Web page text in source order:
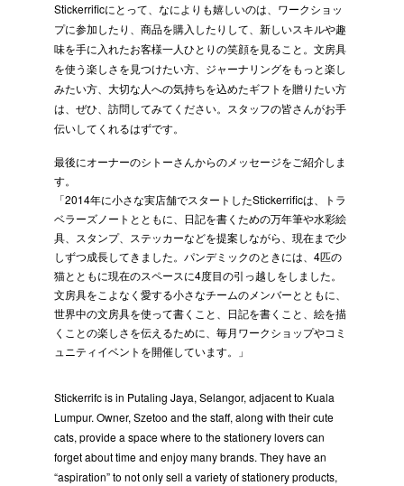
Stickerrificにとって、なによりも嬉しいのは、ワークショッ
プに参加したり、商品を購入したりして、新しいスキルや趣
味を手に入れたお客様一人ひとりの笑顔を見ること。文房具
を使う楽しさを見つけたい方、ジャーナリングをもっと楽し
みたい方、大切な人への気持ちを込めたギフトを贈りたい方
は、ぜひ、訪問してみてください。スタッフの皆さんがお手
伝いしてくれるはずです。
最後にオーナーのシトーさんからのメッセージをご紹介しま
す。
「2014年に小さな実店舗でスタートしたStickerrificは、トラ
ベラーズノートとともに、日記を書くための万年筆や水彩絵
具、スタンプ、ステッカーなどを提案しながら、現在まで少
しずつ成長してきました。パンデミックのときには、4匹の
猫とともに現在のスペースに4度目の引っ越しをしました。
文房具をこよなく愛する小さなチームのメンバーとともに、
世界中の文房具を使って書くこと、日記を書くこと、絵を描
くことの楽しさを伝えるために、毎月ワークショップやコミ
ュニティイベントを開催しています。」
Stickerrifc is in Putaling Jaya, Selangor, adjacent to Kuala
Lumpur. Owner, Szetoo and the staff, along with their cute
cats, provide a space where to the stationery lovers can
forget about time and enjoy many brands. They have an
“aspiration” to not only sell a variety of stationery products,